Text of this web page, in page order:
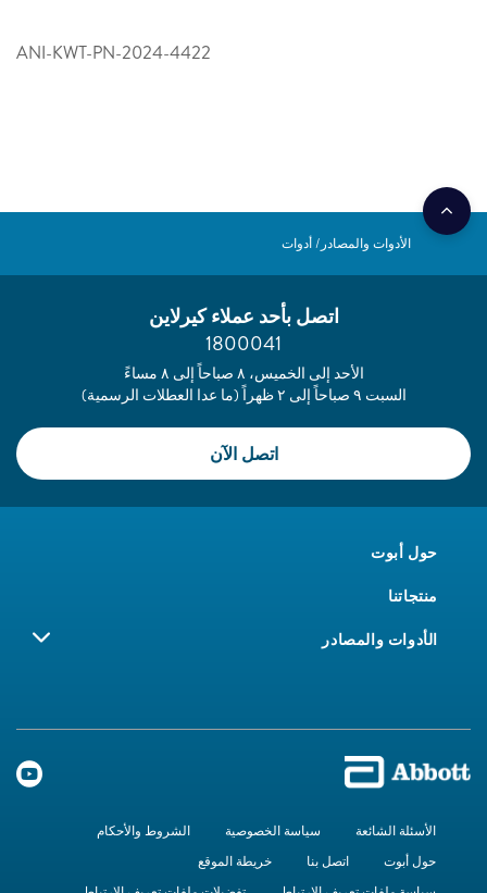
ANI-KWT-PN-2024-4422
الأدوات والمصادر أدوات
اتصل بأحد عملاء كيرلاين
1800041
الأحد إلى الخميس، ٨ صباحاً إلى ٨ مساءً
السبت ٩ صباحاً إلى ٢ ظهراً (ما عدا العطلات الرسمية)
اتصل الآن
حول أبوت
منتجاتنا
الأدوات والمصادر
الأسئلة الشائعة سياسة الخصوصية
الشروط والأحكام
حول أبوت
اتصل بنا
خريطة الموقع